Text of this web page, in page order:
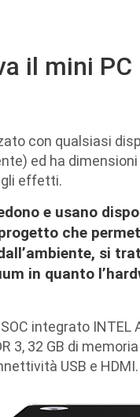
il mini
con qualsiasi
ed ha dimensioni
effetti.
e usano
che
si
in quanto
integrato
3, 32 GB di
USB e HDMI.